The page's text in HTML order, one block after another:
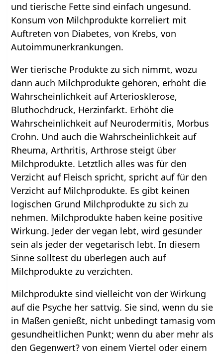
und tierische Fette sind einfach ungesund.
Konsum von Milchprodukte korreliert mit
Auftreten von Diabetes, von Krebs, von
Autoimmunerkrankungen.
Wer tierische Produkte zu sich nimmt, wozu
dann auch Milchprodukte gehören, erhöht die
Wahrscheinlichkeit auf Arteriosklerose,
Bluthochdruck, Herzinfarkt. Erhöht die
Wahrscheinlichkeit auf Neurodermitis, Morbus
Crohn. Und auch die Wahrscheinlichkeit auf
Rheuma, Arthritis, Arthrose steigt über
Milchprodukte. Letztlich alles was für den
Verzicht auf Fleisch spricht, spricht auf für den
Verzicht auf Milchprodukte. Es gibt keinen
logischen Grund Milchprodukte zu sich zu
nehmen. Milchprodukte haben keine positive
Wirkung. Jeder der vegan lebt, wird gesünder
sein als jeder der vegetarisch lebt. In diesem
Sinne solltest du überlegen auch auf
Milchprodukte zu verzichten.
Milchprodukte sind vielleicht von der Wirkung
auf die Psyche her sattvig. Sie sind, wenn du sie
in Maßen genießt, nicht unbedingt tamasig vom
gesundheitlichen Punkt; wenn du aber mehr als
den Gegenwert? von einem Viertel oder einem